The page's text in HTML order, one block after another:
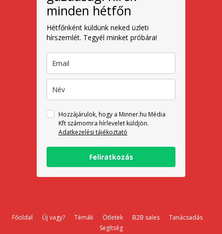
minden hétfőn
Hétfőnként küldünk neked üzleti
hírszemlét. Tegyél minket próbára!
Hozzájárulok, hogy a Minner.hu Média
Kft számomra hírlevelet küldjön.
Adatkezelési tájékoztató
Feliratkozás
Főoldal Új vagy? Témák Ötletek B2B sales
Tanácsadás
Segítség